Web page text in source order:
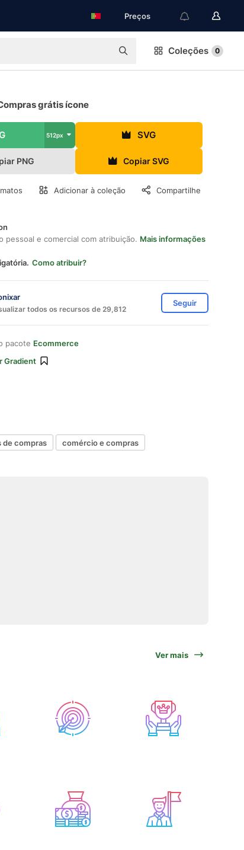
Preços
Coleções 0
grátis ícone
512px SVG
PNG Copiar SVG
Adicionar à coleção Compartilhe
pessoal e comercial com atribuição. Mais informações
Como atribuir?
todos os recursos de 29,812
Seguir
pacote Ecommerce
Gradient
de compras comércio e compras
Ver mais